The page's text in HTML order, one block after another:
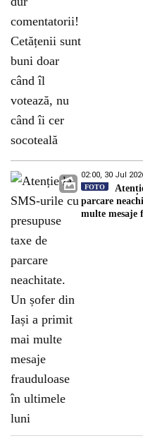
02:00, 30 Jul
FOTO
parcare
multe mesaje